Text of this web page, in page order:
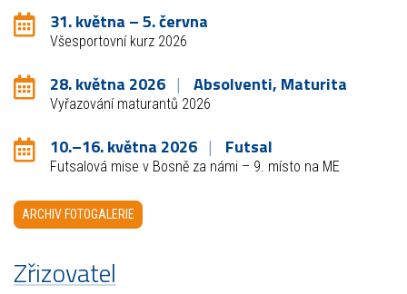
31. května – 5. června
Všesportovní kurz 2026
28. května 2026 Absolventi, Maturita
Vyřazování maturantů 2026
10.–16. května 2026 Futsal
Futsalová mise v Bosně za námi – 9. místo na ME
ARCHIV FOTOGALERIE
Zřizovatel